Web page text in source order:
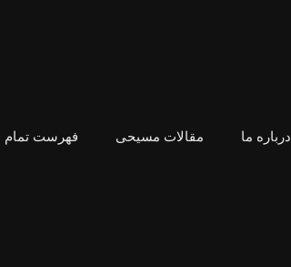
درباره ما مقالات مسیحی فهرست تمام